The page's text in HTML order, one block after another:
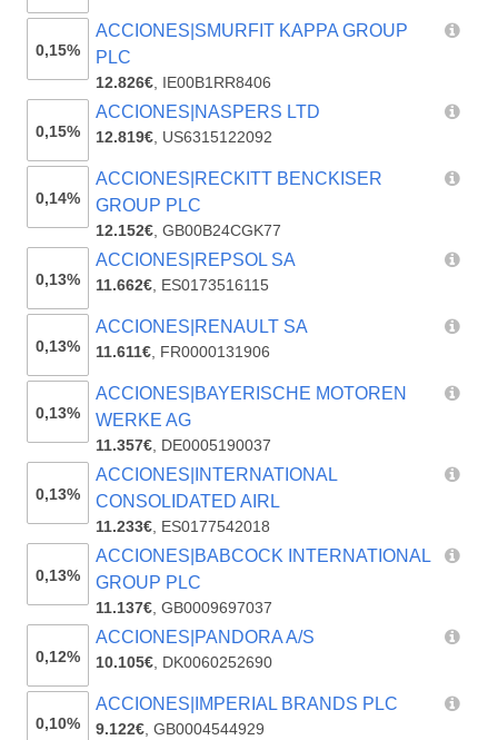
0,15%
ACCIONES|SMURFIT KAPPA GROUP
PLC
12.826€, IE00B1RR8406
0,15%
ACCIONES|NASPERS LTD
12.819€, US6315122092
0,14%
ACCIONES|RECKITT BENCKISER
GROUP PLC
12.152€,GB00B24CGK77
0,13%
ACCIONES|REPSOL SA
11.662€, ES0173516115
0,13%
ACCIONES|RENAULT SA
11.611€, FR0000131906
0,13%
ACCIONES|BAYERISCHE MOTOREN
WERKE AG
11.357€, DE0005190037
0,13%
ACCIONES|INTERNATIONAL
CONSOLIDATED AIRL
11.233€, ES0177542018
0,13%
ACCIONES|BABCOCK INTERNATIONAL
GROUP PLC
11.137€,GB0009697037
0,12%
ACCIONES|PANDORA A/S
10.105€, DK0060252690
0,10%
ACCIONES|IMPERIAL BRANDS PLC
9.122€,GB0004544929